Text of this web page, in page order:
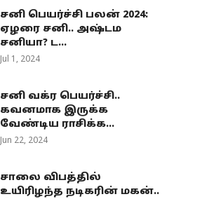
சனி பெயர்ச்சி பலன் 2024:
ஏழரை சனி.. அஷ்டம
சனியா? ட...
Jul 1, 2024
சனி வக்ர பெயர்ச்சி..
கவனமாக இருக்க
வேண்டிய ராசிக்க...
Jun 22, 2024
சாலை விபத்தில்
உயிரிழந்த நடிகரின் மகன்..